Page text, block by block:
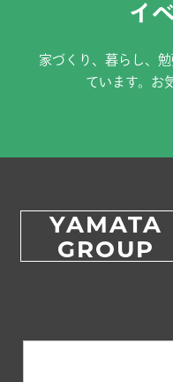
イ
家づくり、暮らし、
ています。お
YAMATA
GROUP